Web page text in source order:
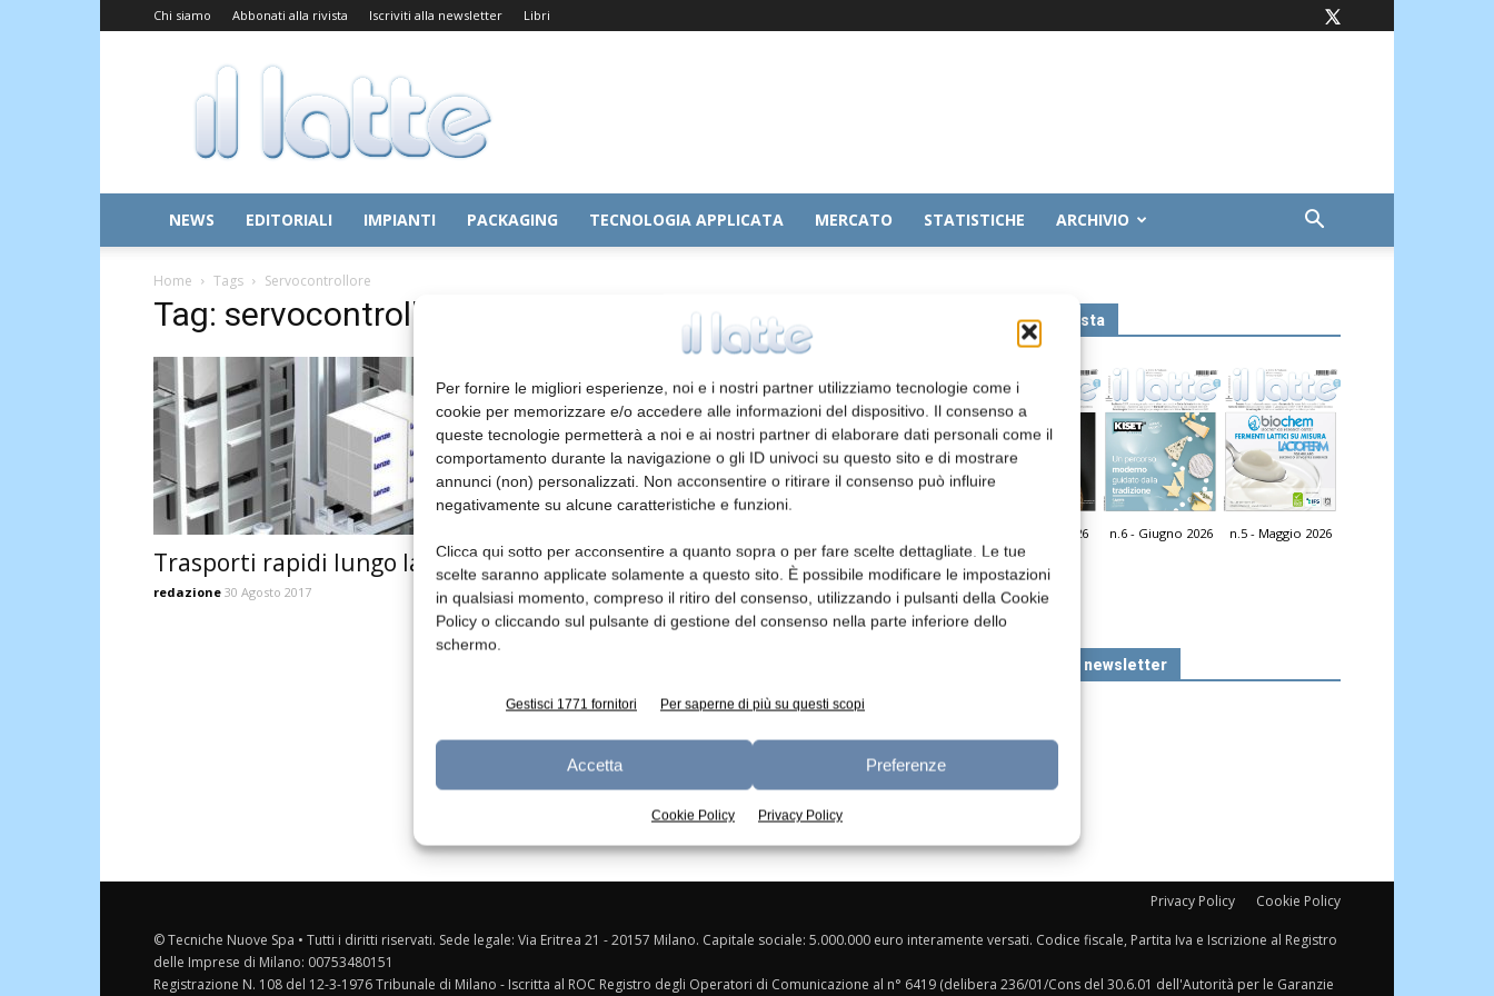
Per fornire le migliori esperienze, noi e i nostri partner utilizziamo tecnologie come i
cookie per memorizzare e/o accedere alle informazioni del dispositivo. Il consenso a
queste tecnologie permetterà a noi e ai nostri partner di elaborare dati personali come il
comportamento durante la navigazione o gli ID univoci su questo sito e di mostrare
annunci (non) personalizzati. Non acconsentire o ritirare il consenso può influire
negativamente su alcune caratteristiche e funzioni.
Clicca qui sotto per acconsentire a quanto sopra o per fare scelte dettagliate. Le tue
scelte saranno applicate solamente a questo sito. È possibile modificare le impostazioni
in qualsiasi momento, compreso il ritiro del consenso, utilizzando i pulsanti della Cookie
Policy o cliccando sul pulsante di gestione del consenso nella parte inferiore dello
schermo.
Gestisci 1771 fornitori Per saperne di più su questi scopi
Accetta Preferenze
Cookie Policy Privacy Policy
Chi siamo Abbonati alla rivista Iscriviti alla newsletter Libri
Il
Latte
NEWS EDITORIALI IMPIANTI PACKAGING TECNOLOGIA APPLICATA MERCATO STATISTICHE ARCHIVIO
Home Tags Servocontrollore
Tag: servocontrollore
Trasporti rapidi lungo la corsia
redazione 30 Agosto 2017
Leggi la rivista
n.7 - Luglio 2026 n.6 - Giugno 2026 n.5 - Maggio 2026
Edicola Web
Iscriviti alla newsletter
Privacy Policy Cookie Policy
© Tecniche Nuove Spa • Tutti i diritti riservati. Sede legale: Via Eritrea 21 - 20157 Milano. Capitale sociale: 5.000.000 euro interamente versati. Codice fiscale, Partita Iva e Iscrizione al Registro
delle Imprese di Milano: 00753480151
Registrazione N. 108 del 12-3-1976 Tribunale di Milano - Iscritta al ROC Registro degli Operatori di Comunicazione al n° 6419 (delibera 236/01/Cons del 30.6.01 dell'Autorità per le Garanzie